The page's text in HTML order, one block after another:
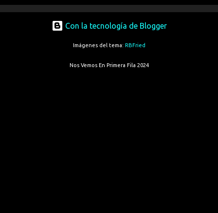
Con la tecnología de Blogger
Imágenes del tema: RBFried
Nos Vemos En Primera Fila 2024